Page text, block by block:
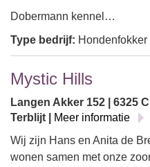
Dobermann kennel…
Type bedrijf: Hondenfokker
Mystic Hills
Langen Akker 152 | 6325
Terblijt |
Meer informatie
Wij zijn Hans en Anita de
wonen samen met onze